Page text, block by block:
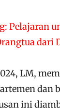
Pelajaran
dari
LM,
ini